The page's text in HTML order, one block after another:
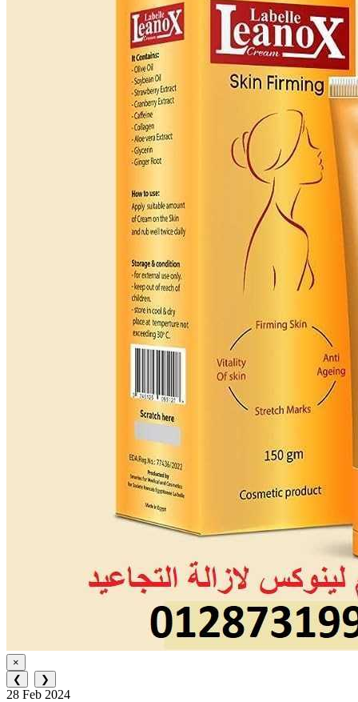
×
❮
❯
28 Feb 2024